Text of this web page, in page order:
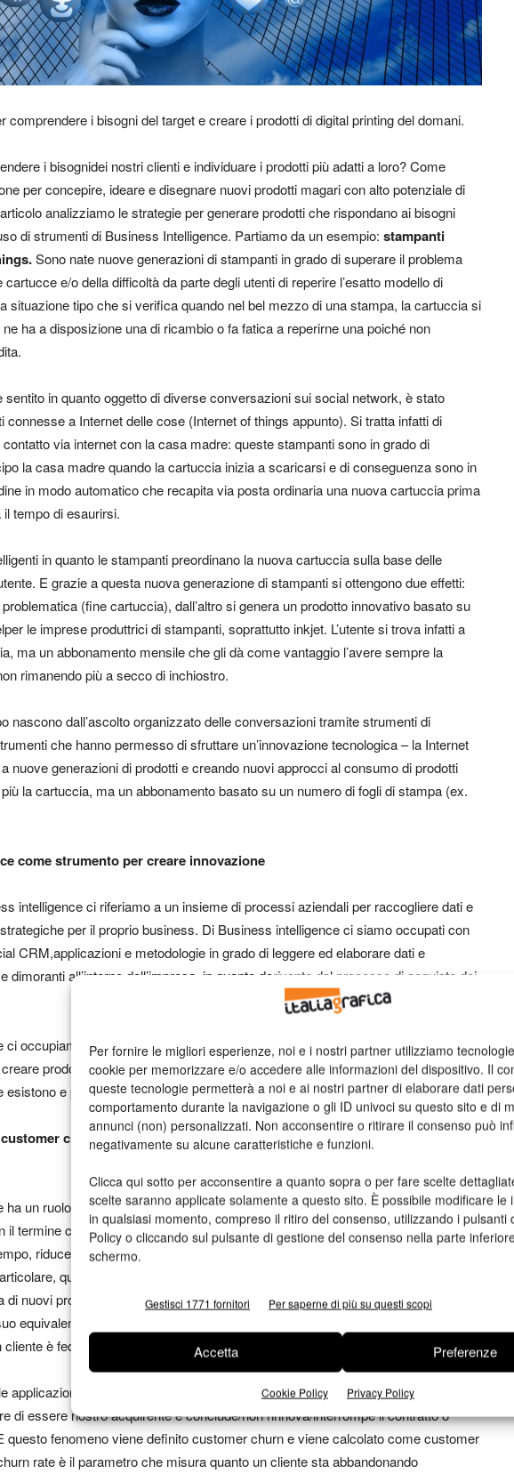
Per fornire le migliori esperienze, noi e i nostri partner utilizziamo
cookie per memorizzare e/o accedere alle informazioni del dispositivo. Il
queste tecnologie permetterà a noi e ai nostri partner di elaborare dati
comportamento durante la navigazione o gli ID univoci su questo sito e di
annunci (non) personalizzati. Non acconsentire o ritirare il consenso può
negativamente su alcune caratteristiche e funzioni.
Clicca qui sotto per acconsentire a quanto sopra o per fare scelte
scelte saranno applicate solamente a questo sito. È possibile modificare le
in qualsiasi momento, compreso il ritiro del consenso, utilizzando i pulsanti
Policy o cliccando sul pulsante di gestione del consenso nella parte
schermo.
Gestisci 1771 fornitori Per saperne di più su questi scopi
Accetta Preferenze
Cookie Policy Privacy Policy
comprendere i bisogni del target e creare i prodotti di digital printing del domani.
i bisognidei nostri clienti e individuare i prodotti più adatti a loro? Come
per concepire, ideare e disegnare nuovi prodotti magari con alto potenziale di
analizziamo le strategie per generare prodotti che rispondano ai bisogni
di strumenti di Business Intelligence. Partiamo da un esempio: stampanti
Sono nate nuove generazioni di stampanti in grado di superare il problema
e/o della difficoltà da parte degli utenti di reperire l’esatto modello di
situazione tipo che si verifica quando nel bel mezzo di una stampa, la cartuccia si
ne ha a disposizione una di ricambio o fa fatica a reperirne una poiché non
in quanto oggetto di diverse conversazioni sui social network, è stato
connesse a Internet delle cose (Internet of things appunto). Si tratta infatti di
contatto via internet con la casa madre: queste stampanti sono in grado di
la casa madre quando la cartuccia inizia a scaricarsi e di conseguenza sono in
in modo automatico che recapita via posta ordinaria una nuova cartuccia prima
tempo di esaurirsi.
in quanto le stampanti preordinano la nuova cartuccia sulla base delle
E grazie a questa nuova generazione di stampanti si ottengono due effetti:
(fine cartuccia), dall’altro si genera un prodotto innovativo basato su
per le imprese produttrici di stampanti, soprattutto inkjet. L’utente si trova infatti a
ma un abbonamento mensile che gli dà come vantaggio l’avere sempre la
rimanendo più a secco di inchiostro.
nascono dall’ascolto organizzato delle conversazionitramite strumenti di
che hanno permesso di sfruttare un’innovazione tecnologica – la Internet
nuove generazioni di prodotti e creando nuovi approcci al consumo di prodotti
la cartuccia, ma un abbonamento basato su un numero di fogli di stampa (ex.
come strumento per creare innovazione
intelligence ci riferiamo a un insieme di processi aziendali per raccogliere dati e
per il proprio business. Di Business intelligence ci siamo occupati con
CRM,applicazioni e metodologie in grado di leggere ed elaborare dati e
dimoranti all’interno dell’impresa, in quanto derivante dal processo di acquisto dei
ci occupiamo di analizzare un altro versante della Business Intelligence, cioè
prodotti innovativi per la nostra impresa operando su dati che sono
esistono e provengono dal mercato di riferimento.
churn: come dalla perdita di un cliente nasce un prodotto
un ruolo determinante nell’aiutarci a mantenere il tempo vita e di un cliente. Il
il terminecustomer retention:questo termine esprime l’abilità dell’impresa nel
riducendo al minimo le defezioni (
quando si utilizzano incentivi per invogliare la clientela alla ripetizione
di nuovi prodotti, e così facendo aumentandone la fidelizzazione (redditività). La
equivalente di calcolo (customer retention rate) ci fornisce il parametro di
è fedele ai prodotti dell’impresa.
applicazioni che sono in grado di fare delle operazioni quando accade che un
di essere nostro acquirente e conclude/non rinnova/interrompe il contratto o
questo fenomeno viene definito customer churn e viene calcolato come customer
rate è il parametro che misura quanto un cliente sta abbandonando